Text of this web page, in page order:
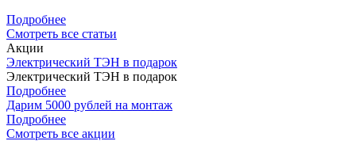
Подробнее
Смотреть все статьи
Акции
Электрический ТЭН в подарок
Электрический ТЭН в подарок
Подробнее
Дарим 5000 рублей на монтаж
Подробнее
Смотреть все акции